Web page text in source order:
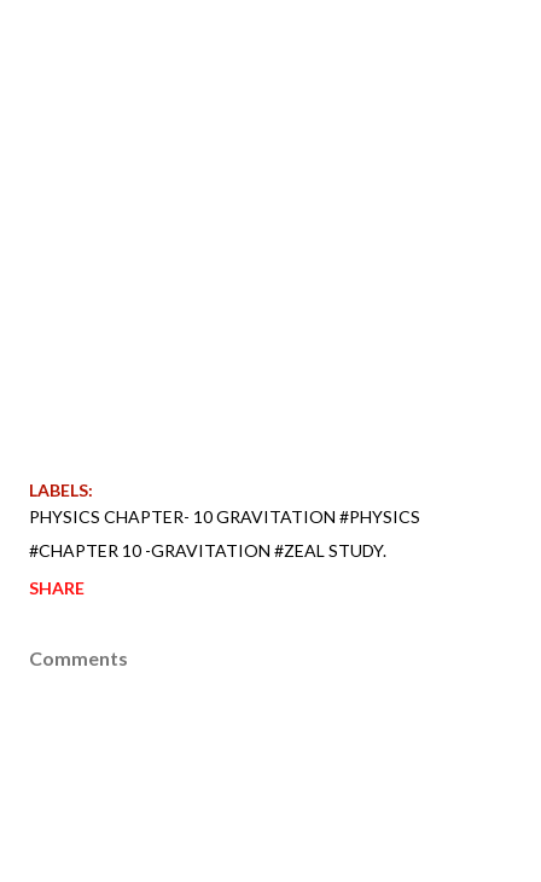
LABELS:
PHYSICS CHAPTER- 10 GRAVITATION #PHYSICS
#CHAPTER 10 -GRAVITATION #ZEAL STUDY.
SHARE
Comments